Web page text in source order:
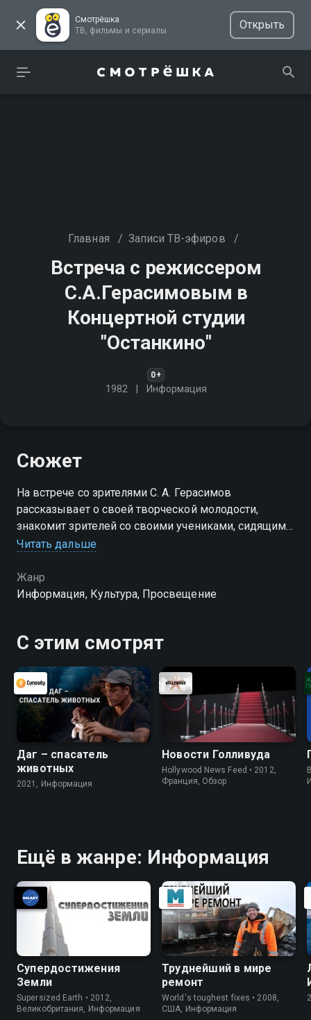
Смотрёшка
ТВ, фильмы и сериалы
Открыть
Главная / Записи ТВ-эфиров /
Встреча с режиссером
С.А.Герасимовым в
Концертной студии
"Останкино"
0+
1982 Информация
Сюжет
На встрече со зрителями С. А. Герасимов
рассказывает о своей творческой молодости,
знакомит зрителей со своими учениками, сидящими
в зале, отвечает на многочисленные вопросы
работы
Читать дальше
Жанр
Информация, Культура, Просвещение
С этим смотрят
Даг – спасатель
животных
2021, Информация
Новости Голливуда
Hollywood News Feed • 2012,
Франция, Обзор
Ещё в жанре: Информация
Супердостижения
Земли
Supersized Earth • 2012,
Великобритания, Информация
Труднейший в мире
ремонт
World's toughest fixes • 2008,
США, Информация